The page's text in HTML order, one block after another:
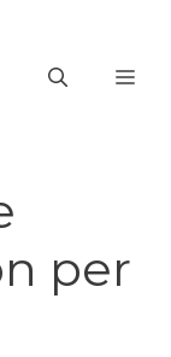
per